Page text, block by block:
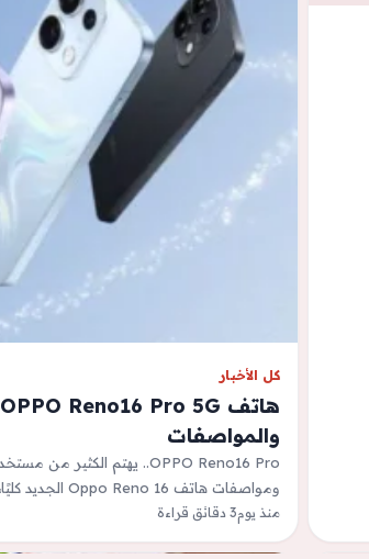
كل الأخبار
والمواصفات
ومواصفات هاتف Oppo Reno 16 الجديد كليًا، الذي يأتي…
منذ يوم3 دقائق قراءة